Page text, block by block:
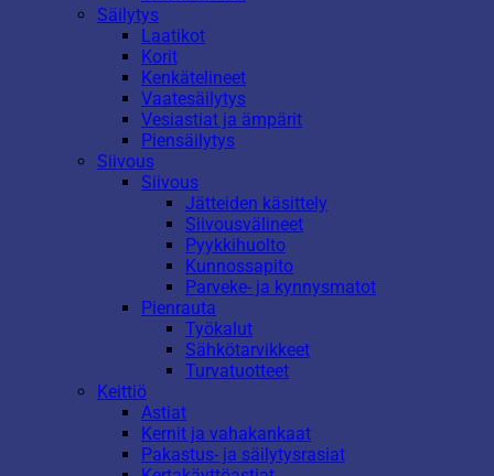
Säilytys
Laatikot
Korit
Kenkätelineet
Vaatesäilytys
Vesiastiat ja ämpärit
Piensäilytys
Siivous
Siivous
Jätteiden käsittely
Siivousvälineet
Pyykkihuolto
Kunnossapito
Parveke- ja kynnysmatot
Pienrauta
Työkalut
Sähkötarvikkeet
Turvatuotteet
Keittiö
Astiat
Kernit ja vahakankaat
Pakastus- ja säilytysrasiat